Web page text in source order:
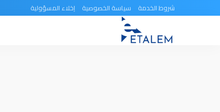
شروط الخدمة سياسة الخصوصية إخلاء المسؤولية